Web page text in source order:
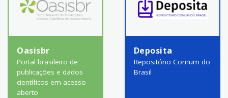
Oasisbr
Portal brasileiro de
publicações e dados
científicos em acesso
aberto
Deposita
Repositório Comum do
Brasil